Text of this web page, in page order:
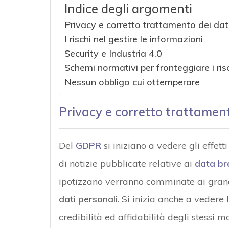
Indice degli argomenti
Privacy e corretto trattamento dei
I rischi nel gestire le informazioni
Security e Industria 4.0
Schemi normativi per fronteggiare i
Nessun obbligo cui ottemperare
Privacy e corretto
Del GDPRsi iniziano a vedere gli
di notizie pubblicate relative ai data
ipotizzano verranno comminate ai
dati personali. Si inizia anche a vedere
credibilità ed affidabilità degli stessi